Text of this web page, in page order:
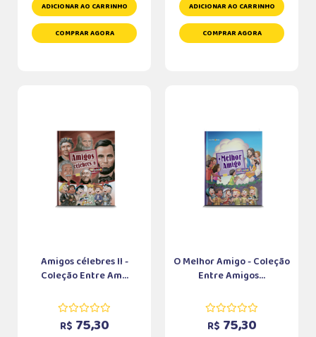
ADICIONAR AO CARRINHO
COMPRAR AGORA
ADICIONAR AO CARRINHO
COMPRAR AGORA
Amigos célebres II -
Coleção Entre Am...
R$ 75,30
O Melhor Amigo - Coleção
Entre Amigos...
R$ 75,30